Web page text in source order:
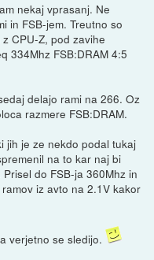
nekaj vprasanj. Ne
in FSB-jem. Treutno so
CPU-Z, pod zavihe
334Mhz FSB:DRAM 4:5
delajo rami na 266. Oz
razmere FSB:DRAM.
jih je ze nekdo podal tukaj
na to kar naj bi
do FSB-ja 360Mhz in
iz avto na 2.1V kakor
verjetno se sledijo.